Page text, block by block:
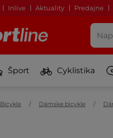
Inlive Aktuality Predajne
Šport Cyklistika
Bicykle Dámske bicykle